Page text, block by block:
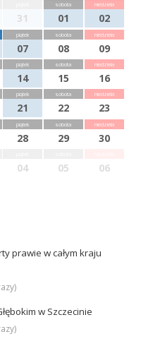
31
sobota
01
niedziela
02
piątek
07
sobota
08
niedziela
09
piątek
14
sobota
15
niedziela
16
piątek
21
sobota
22
niedziela
23
piątek
28
sobota
29
niedziela
30
04 05 06
prawie w całym kraju
w Szczecinie